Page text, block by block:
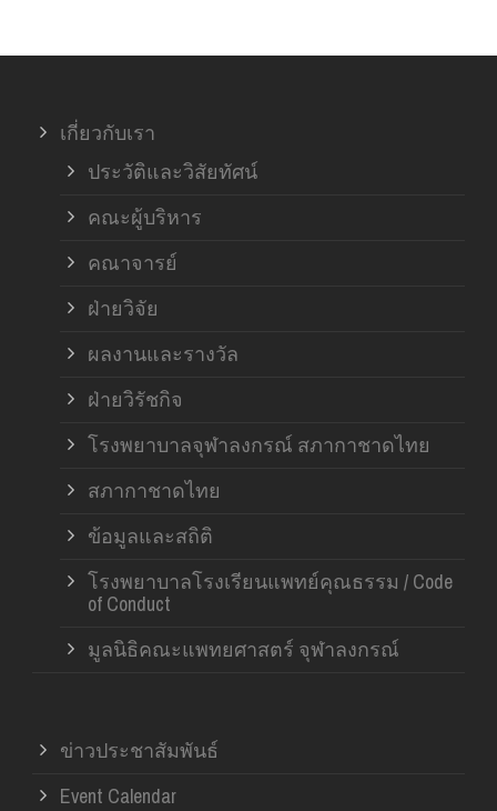
เกี่ยวกับเรา
ประวัติและวิสัยทัศน์
คณะผู้บริหาร
คณาจารย์
ฝ่ายวิจัย
ผลงานและรางวัล
ฝ่ายวิรัชกิจ
โรงพยาบาลจุฬาลงกรณ์ สภากาชาดไทย
สภากาชาดไทย
ข้อมูลและสถิติ
โรงพยาบาลโรงเรียนแพทย์คุณธรรม / Code
of Conduct
มูลนิธิคณะแพทยศาสตร์ จุฬาลงกรณ์
ข่าวประชาสัมพันธ์
Event Calendar